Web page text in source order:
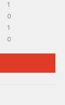
1
0
1
0